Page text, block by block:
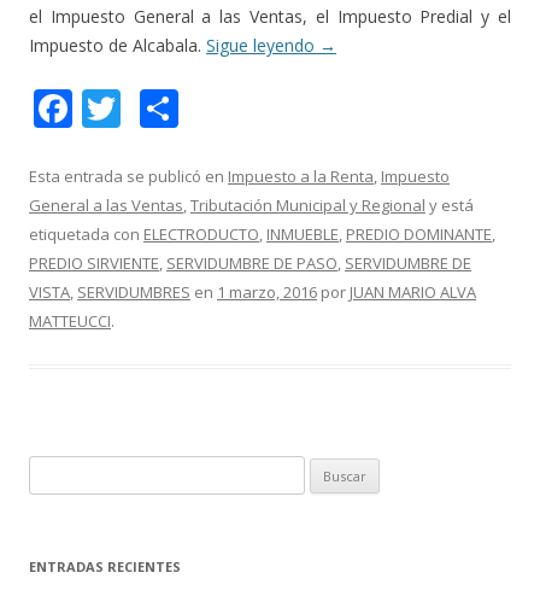
el Impuesto General a las Ventas, el Impuesto Predial y el
Impuesto de Alcabala. Sigue leyendo →
F
e
b
o
o
k
T
itt
er
m
p
ar
ti
Esta entrada se publicó en Impuesto a la Renta, Impuesto
General a las Ventas,Tributación Municipal y Regional y está
etiquetada con ELECTRODUCTO, INMUEBLE, PREDIO DOMINANTE,
PREDIO SIRVIENTE, SERVIDUMBRE DE PASO, SERVIDUMBRE DE
VISTA, SERVIDUMBRES en 1 marzo, 2016 por JUAN MARIO ALVA
MATTEUCCI.
u
c
ENTRADAS RECIENTES